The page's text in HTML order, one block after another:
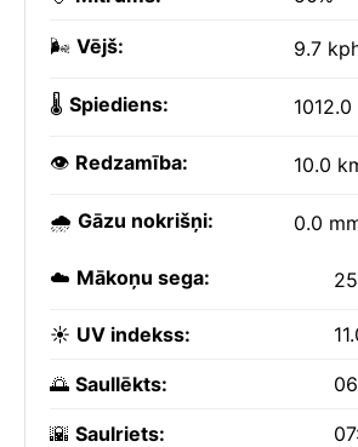
🌬️ Vējš: 9.7
🌡️ Spiediens:
👁️ Redzamība: 10.0
🌧️ Gāzu nokrišņi: 0.0
☁️ Mākoņu sega:
☀️ UV indekss:
🌅 Saullēkts:
🌇 Saulriets: